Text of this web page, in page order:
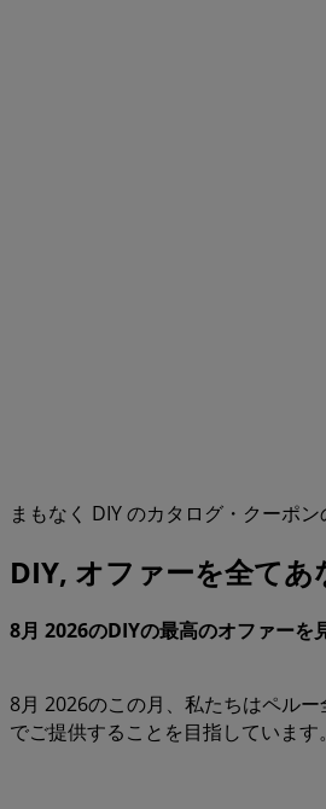
まもなく DIY のカタログ・クーポン
DIY, オファーを全てあ
8月 2026のDIYの最高のオファーを
8月 2026のこの月、私たちはペル
でご提供することを目指しています。